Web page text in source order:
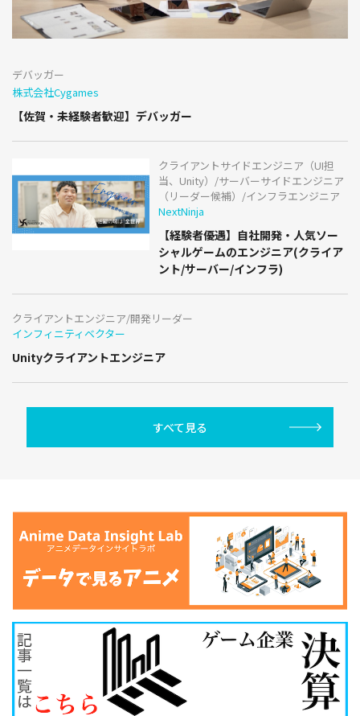
デバッガー
株式会社Cygames
【佐賀・未経験者歓迎】デバッガー
クライアントサイドエンジニア（UI担
当、Unity）/サーバーサイドエンジニア
（リーダー候補）/インフラエンジニア
NextNinja
【経験者優遇】自社開発・人気ソー
シャルゲームのエンジニア(クライア
ント/サーバー/インフラ)
クライアントエンジニア/開発リーダー
インフィニティベクター
Unityクライアントエンジニア
すべて見る